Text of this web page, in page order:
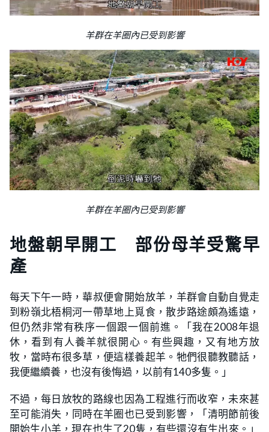
羊群在羊圈內已受到影響
羊群在羊圈內已受到影響
地盤朝早開工 部份母羊受驚早
產
每天下午一時，華叔便會開始放羊，羊群會自動自覺走
到粉嶺北梧桐河一帶草地上覓食，散步路途頗為遙遠，
但仍然非常有秩序一個跟一個前進。「我在2008年退
休，看到有人養羊就很開心。有些興趣，又有地方放
牧，當時布很多草，便這樣養起羊。牠們很聽教聽話，
我便繼續養，也沒有後悔過，以前有140多隻。」
不過，每日放牧的路線也因為工程進行而收窄，未來甚
至可能消失，同時在羊圈也已受到影響，「清明節前後
開始生小羊，現在也生了20隻，有些還沒有生出來。」